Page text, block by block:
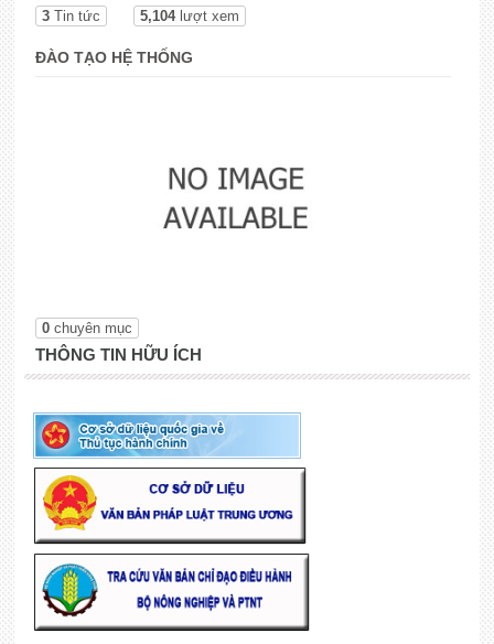
3Tin tức 5,104lượt xem
ĐÀO TẠO HỆ THỐNG
0chuyên mục
THÔNG TIN HỮU ÍCH